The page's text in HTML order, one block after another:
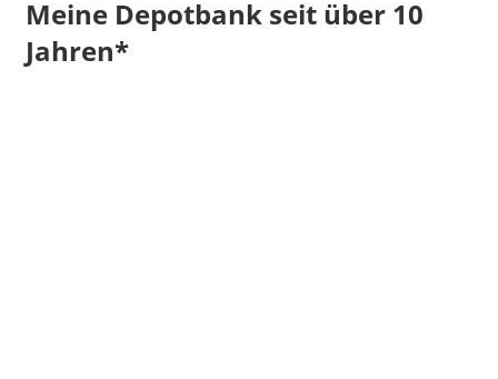
Meine Depotbank seit über 10
Jahren*